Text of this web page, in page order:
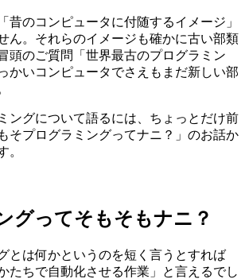
昔のコンピュータに付随するイメージ」
ん。それらのイメージも確かに古い部類
頭のご質問「世界最古のプログラミン
かいコンピュータでさえもまだ新しい部
ングについて語るには、ちょっとだけ前
そプログラミングってナニ？」のお話か
。
グってそもそもナニ？
とは何かというのを短く言うとすれば
たちで自動化させる作業」と言えるでし